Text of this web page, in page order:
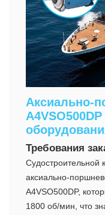
Аксиально-
Требования
Судостроительной
аксиально-
A4VSO500DP,
1800 об/мин, что